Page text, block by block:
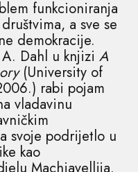
funkcioniranja
a sve se
demokracije.
Dahl u knjiziA
(University of
rabi pojam
vladavinu
svoje podrijetlo u
kao
Machiavellija.